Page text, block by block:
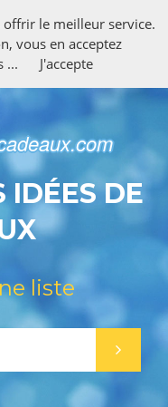
IDÉES DE
liste
offrir le meilleur service.
vous en acceptez
... J'accepte